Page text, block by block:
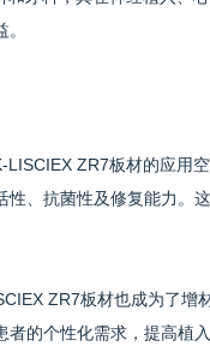
ZR7板材的应用
、抗菌性及修复能力。
ZR7板材也成为了
的个性化需求，提高植